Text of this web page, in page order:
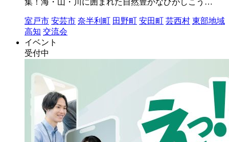
集！海・山・川に囲まれた自然豊かなひがしこう…
室戸市 安芸市 奈半利町 田野町 安田町 芸西村 東部地域
高知 交流会
イベント
受付中